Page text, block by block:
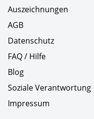
Auszeichnungen
AGB
Datenschutz
FAQ / Hilfe
Blog
Soziale Verantwortung
Impressum